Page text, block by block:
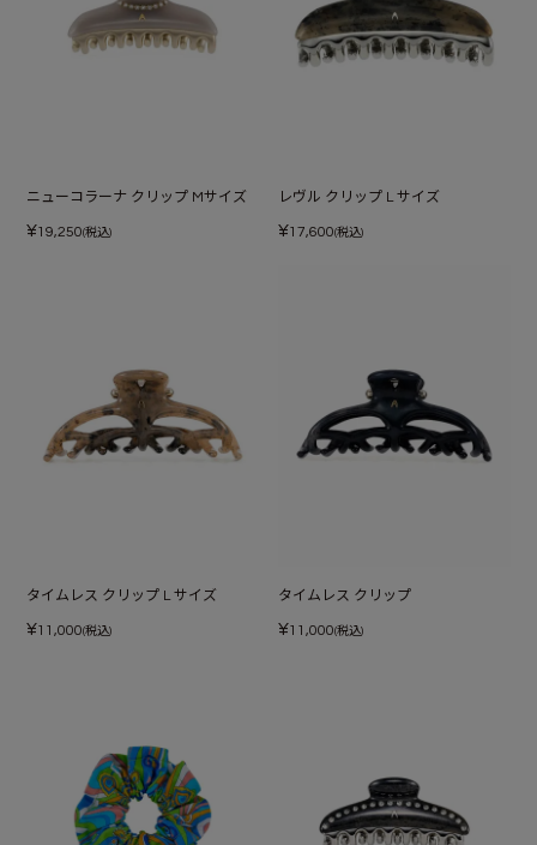
ニューコラーナ クリップ Mサイズ
¥19,250(税込)
レヴル クリップ L サイズ
¥17,600(税込)
タイムレス クリップ L サイズ
¥11,000(税込)
タイムレス クリップ
¥11,000(税込)